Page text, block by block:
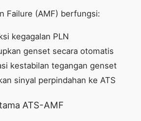
Failure (AMF) berfungsi:
kegagalan PLN
genset secara otomatis
kestabilan tegangan genset
sinyal perpindahan ke ATS
ATS-AMF